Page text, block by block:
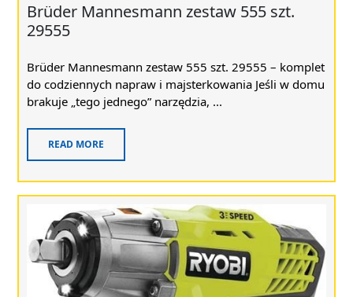
Brüder Mannesmann zestaw 555 szt.
29555
Brüder Mannesmann zestaw 555 szt. 29555 – komplet
do codziennych napraw i majsterkowania Jeśli w domu
brakuje „tego jednego” narzędzia, ...
READ MORE